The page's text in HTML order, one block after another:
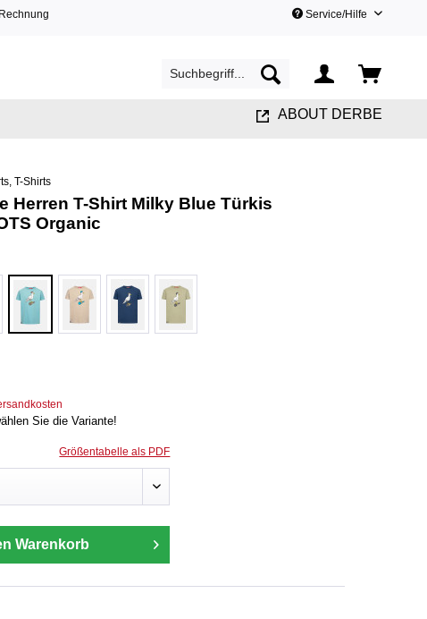
Service/Hilfe
ABOUT DERBE
T-Shirts
Herren T-Shirt Milky Blue Türkis
Organic
Sie die Variante!
Größentabelle als PDF
Warenkorb